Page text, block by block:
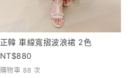
正韓 車線寬摺波浪裙 2色
880
購物車 88 次